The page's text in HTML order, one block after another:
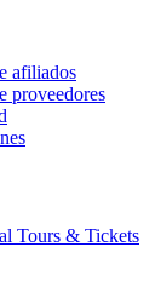
afiliados
proveedores
Tours & Tickets